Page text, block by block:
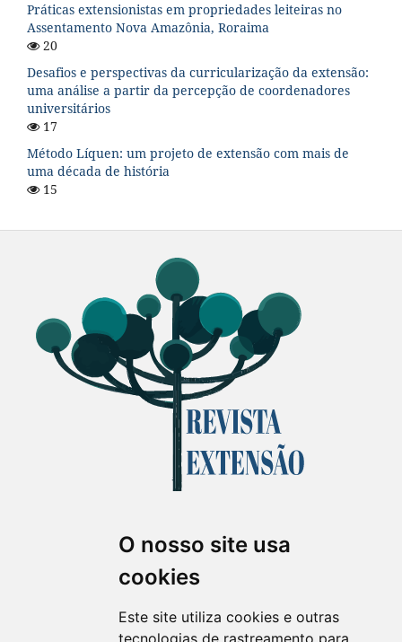
O nosso site usa
cookies
Este site utiliza cookies e outras
tecnologias de rastreamento para
Práticas extensionistas em propriedades leiteiras no
Assentamento Nova Amazônia, Roraima
20
Desafios e perspectivas da curricularização da extensão:
uma análise a partir da percepção de coordenadores
universitários
17
Método Líquen: um projeto de extensão com mais de
uma década de história
15
Revista Extensão em Foco
ISSN 2358-7180 (on-line)